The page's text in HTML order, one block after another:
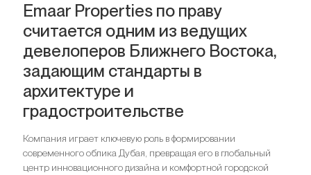
Emaar Properties по праву
считается одним из ведущих
девелоперов Ближнего Востока,
задающим стандарты в
архитектуре и
градостроительстве
Компания играет ключевую роль в формировании
современного облика Дубая, превращая его в глобальный
центр инновационного дизайна и комфортной городской